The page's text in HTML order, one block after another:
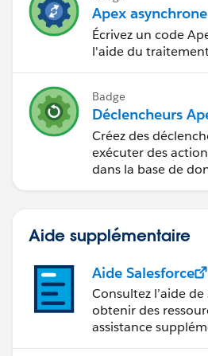
Apex asynchrone
Écrivez un code
l'aide du
Badge
Déclencheurs
Créez des
exécuter des
dans la base de
Aide supplémentaire
Aide Salesforce
Consultez l’aide
obtenir des
assistance